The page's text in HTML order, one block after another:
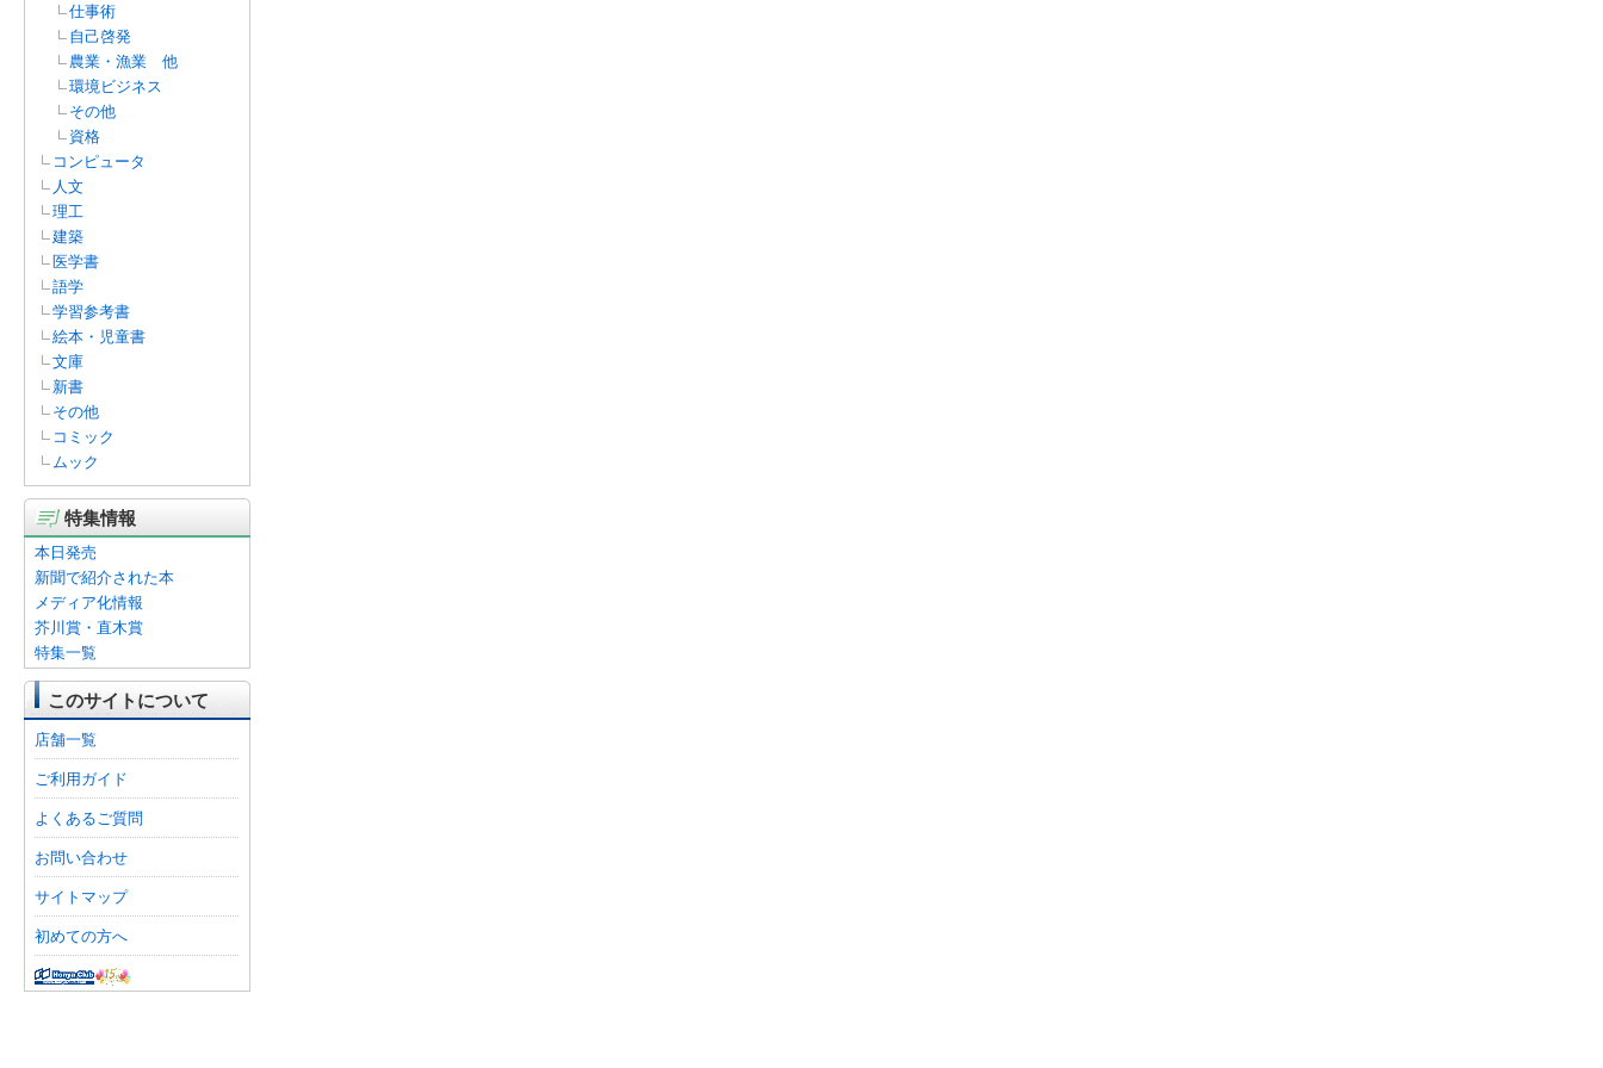
仕事術
自己啓発
農業・漁業 他
環境ビジネス
その他
資格
コンピュータ
人文
理工
建築
医学書
語学
学習参考書
絵本・児童書
文庫
新書
その他
コミック
ムック
特集情報
本日発売
新聞で紹介された本
メディア化情報
芥川賞・直木賞
特集一覧
このサイトについて
店舗一覧
ご利用ガイド
よくあるご質問
お問い合わせ
サイトマップ
初めての方へ